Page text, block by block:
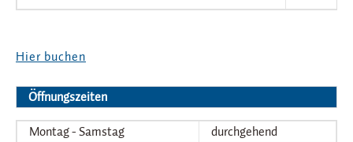
Hier buchen
Öffnungszeiten
Montag - Samstag
durchgehend